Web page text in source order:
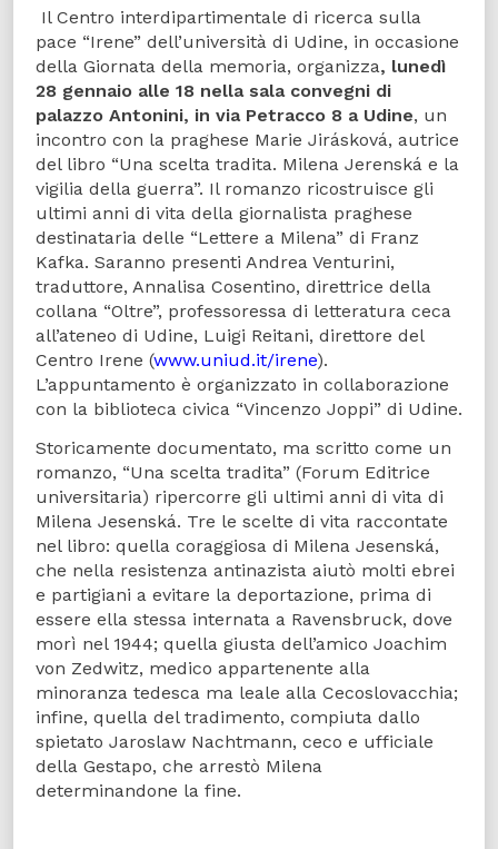
Il Centro interdipartimentale di ricerca sulla
pace “Irene” dell’università di Udine, in occasione
della Giornata della memoria, organizza, lunedì
28 gennaio alle 18 nella sala convegni di
palazzo Antonini, in via Petracco 8 a Udine, un
incontro con la praghese Marie Jirásková, autrice
del libro “Una scelta tradita. Milena Jerenská e la
vigilia della guerra”. Il romanzo ricostruisce gli
ultimi anni di vita della giornalista praghese
destinataria delle “Lettere a Milena” di Franz
Kafka. Saranno presenti Andrea Venturini,
traduttore, Annalisa Cosentino, direttrice della
collana “Oltre”, professoressa di letteratura ceca
all’ateneo di Udine, Luigi Reitani, direttore del
Centro Irene (www.uniud.it/irene).
L’appuntamento è organizzato in collaborazione
con la biblioteca civica “Vincenzo Joppi” di Udine.
Storicamente documentato, ma scritto come un
romanzo, “Una scelta tradita” (Forum Editrice
universitaria) ripercorre gli ultimi anni di vita di
Milena Jesenská. Tre le scelte di vita raccontate
nel libro: quella coraggiosa di Milena Jesenská,
che nella resistenza antinazista aiutò molti ebrei
e partigiani a evitare la deportazione, prima di
essere ella stessa internata a Ravensbruck, dove
morì nel 1944; quella giusta dell’amico Joachim
von Zedwitz, medico appartenente alla
minoranza tedesca ma leale alla Cecoslovacchia;
infine, quella del tradimento, compiuta dallo
spietato Jaroslaw Nachtmann, ceco e ufficiale
della Gestapo, che arrestò Milena
determinandone la fine.